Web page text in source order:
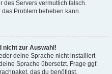
des Servers vermutlich falsch.
das Problem beheben kann.
nicht zur Auswahl!
deine Sprache nicht installiert
Sprache übersetzt. Frage ggf.
das du benötigst,